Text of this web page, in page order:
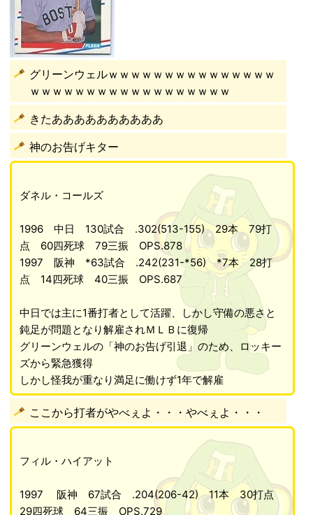
グリーンウェルｗｗｗｗｗｗｗｗｗｗｗｗｗｗｗ
ｗｗｗｗｗｗｗｗｗｗｗｗｗｗｗｗｗｗ
きたああああああああああ
神のお告げキター
ダネル・コールズ
1996 中日 130試合 .302(513-155) 29本 79打
点 60四死球 79三振 OPS.878
1997 阪神 *63試合 .242(231-*56) *7本 28打
点 14四死球 40三振 OPS.687
中日では主に1番打者として活躍、しかし守備の悪さと
鈍足が問題となり解雇されＭＬＢに復帰
グリーンウェルの「神のお告げ引退」のため、ロッキー
ズから緊急獲得
しかし怪我が重なり満足に働けず1年で解雇
ここから打者がやべぇよ・・・やべぇよ・・・
フィル・ハイアット
1997 阪神 67試合 .204(206-42) 11本 30打点
29四死球 64三振 OPS.729